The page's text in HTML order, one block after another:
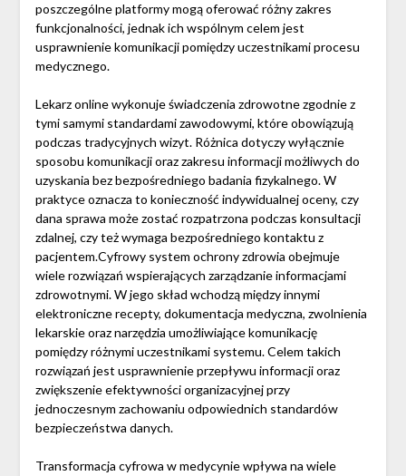
poszczególne platformy mogą oferować różny zakres
funkcjonalności, jednak ich wspólnym celem jest
usprawnienie komunikacji pomiędzy uczestnikami procesu
medycznego.
Lekarz online wykonuje świadczenia zdrowotne zgodnie z
tymi samymi standardami zawodowymi, które obowiązują
podczas tradycyjnych wizyt. Różnica dotyczy wyłącznie
sposobu komunikacji oraz zakresu informacji możliwych do
uzyskania bez bezpośredniego badania fizykalnego. W
praktyce oznacza to konieczność indywidualnej oceny, czy
dana sprawa może zostać rozpatrzona podczas konsultacji
zdalnej, czy też wymaga bezpośredniego kontaktu z
pacjentem.Cyfrowy system ochrony zdrowia obejmuje
wiele rozwiązań wspierających zarządzanie informacjami
zdrowotnymi. W jego skład wchodzą między innymi
elektroniczne recepty, dokumentacja medyczna, zwolnienia
lekarskie oraz narzędzia umożliwiające komunikację
pomiędzy różnymi uczestnikami systemu. Celem takich
rozwiązań jest usprawnienie przepływu informacji oraz
zwiększenie efektywności organizacyjnej przy
jednoczesnym zachowaniu odpowiednich standardów
bezpieczeństwa danych.
Transformacja cyfrowa w medycynie wpływa na wiele